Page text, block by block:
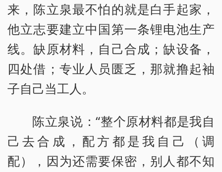
来，陈立泉最不怕的就是白手起家，
他立志要建立中国第一条锂电池生产
线。缺原材料，自己合成；缺设备，
四处借；专业人员匮乏，那就撸起袖
子自己当工人。
陈立泉说：“整个原材料都是我自
己去合成，配方都是我自己（调
配），因为还需要保密，别人都不知